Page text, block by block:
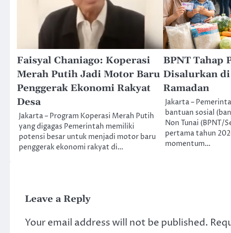
Faisyal Chaniago: Koperasi
Merah Putih Jadi Motor Baru
Penggerak Ekonomi Rakyat
Desa
Jakarta – Program Koperasi Merah Putih
yang digagas Pemerintah memiliki
potensi besar untuk menjadi motor baru
penggerak ekonomi rakyat di…
BPNT Tahap
Disalurkan
Ramadan
Jakarta –
bantuan sosial
Non Tunai (BPNT/
pertama tahun
momentum…
Leave a Reply
Your email address will not be published.